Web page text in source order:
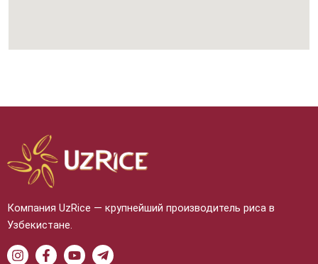
Компания UzRice — крупнейший производитель риса в
Узбекистане.